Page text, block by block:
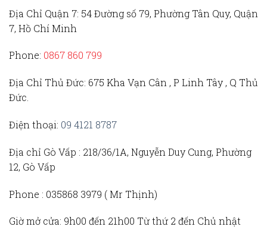
Địa Chỉ Quận 7: 54 Đường số 79, Phường Tân Quy, Quận
7, Hồ Chí Minh
Phone: 0867 860 799
Địa Chỉ Thủ Đức: 675 Kha Vạn Cân , P Linh Tây , Q Thủ
Đức.
Điện thoại: 09 4121 8787
Địa chỉ Gò Vấp : 218/36/1A, Nguyễn Duy Cung, Phường
12, Gò Vấp
Phone : 035868 3979 (Mr Thịnh)
Giờ mở cửa: 9h00 đến 21h00 Từ thứ 2 đến Chủ nhật